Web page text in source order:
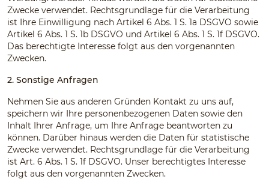
Zwecke verwendet. Rechtsgrundlage für die Verarbeitung
ist Ihre Einwilligung nach Artikel 6 Abs. 1 S. 1a DSGVO sowie
Artikel 6 Abs. 1 S. 1b DSGVO und Artikel 6 Abs. 1 S. 1f DSGVO.
Das berechtigte Interesse folgt aus den vorgenannten
Zwecken.
2. Sonstige Anfragen
Nehmen Sie aus anderen Gründen Kontakt zu uns auf,
speichern wir Ihre personenbezogenen Daten sowie den
Inhalt Ihrer Anfrage, um Ihre Anfrage beantworten zu
können. Darüber hinaus werden die Daten für statistische
Zwecke verwendet. Rechtsgrundlage für die Verarbeitung
ist Art. 6 Abs. 1 S. 1f DSGVO. Unser berechtigtes Interesse
folgt aus den vorgenannten Zwecken.